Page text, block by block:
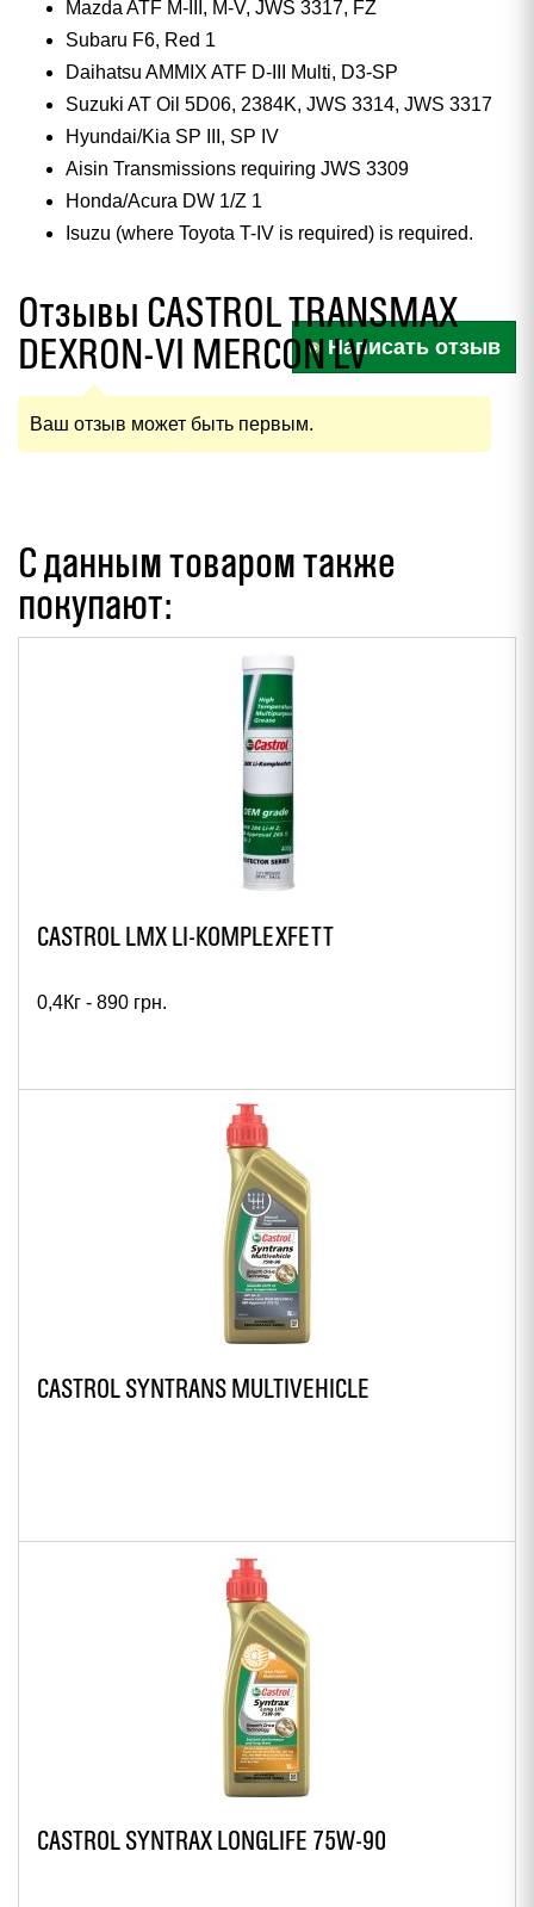
Mazda ATF M-III, M-V, JWS 3317, FZ
Subaru F6, Red 1
Daihatsu AMMIX ATF D-III Multi, D3-SP
Suzuki AT Oil 5D06, 2384K, JWS 3314, JWS 3317
Hyundai/Kia SP III, SP IV
Aisin Transmissions requiring JWS 3309
Honda/Acura DW 1/Z 1
Isuzu (where Toyota T-IV is required) is required.
Отзывы CASTROL TRANSMAX
DEXRON-VI MERCON LVНаписать отзыв
Ваш отзыв может быть первым.
С данным товаром также
покупают:
CASTROL LMX LI-KOMPLEXFETT
0,4Кг - 890 грн.
CASTROL SYNTRANS MULTIVEHICLE
CASTROL SYNTRAX LONGLIFE 75W-90